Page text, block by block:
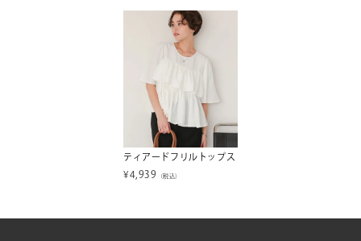
ティアードフリルトップス
¥4,939 （税込）